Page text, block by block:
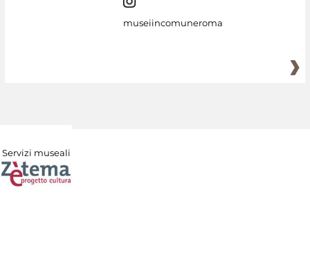
museiincomuneroma
Servizi museali